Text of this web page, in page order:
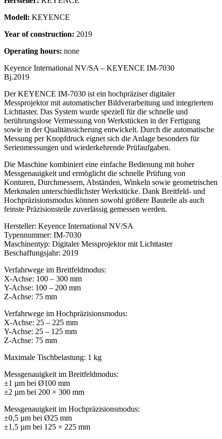
Modell: KEYENCE
Year of construction: 2019
Operating hours: none
Keyence International NV/SA – KEYENCE IM-7030
Bj.2019
Der KEYENCE IM-7030 ist ein hochpräziser digitaler
Messprojektor mit automatischer Bildverarbeitung und integriertem
Lichttaster. Das System wurde speziell für die schnelle und
berührungslose Vermessung von Werkstücken in der Fertigung
sowie in der Qualitätssicherung entwickelt. Durch die automatische
Messung per Knopfdruck eignet sich die Anlage besonders für
Serienmessungen und wiederkehrende Prüfaufgaben.
Die Maschine kombiniert eine einfache Bedienung mit hoher
Messgenauigkeit und ermöglicht die schnelle Prüfung von
Konturen, Durchmessern, Abständen, Winkeln sowie geometrischen
Merkmalen unterschiedlichster Werkstücke. Dank Breitfeld- und
Hochpräzisionsmodus können sowohl größere Bauteile als auch
feinste Präzisionsteile zuverlässig gemessen werden.
Hersteller: Keyence International NV/SA
Typennummer: IM-7030
Maschinentyp: Digitaler Messprojektor mit Lichttaster
Beschaffungsjahr: 2019
Verfahrwege im Breitfeldmodus:
X-Achse: 100 – 300 mm
Y-Achse: 100 – 200 mm
Z-Achse: 75 mm
Verfahrwege im Hochpräzisionsmodus:
X-Achse: 25 – 225 mm
Y-Achse: 25 – 125 mm
Z-Achse: 75 mm
Maximale Tischbelastung: 1 kg
Messgenauigkeit im Breitfeldmodus:
±1 µm bei Ø100 mm
±2 µm bei 200 × 300 mm
Messgenauigkeit im Hochpräzisionsmodus:
±0,5 µm bei Ø25 mm
±1,5 µm bei 125 × 225 mm